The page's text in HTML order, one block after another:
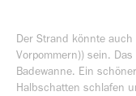
Der Strand könnte
Vorpommern)) sein.
Badewanne. Ein
Halbschatten schlafen